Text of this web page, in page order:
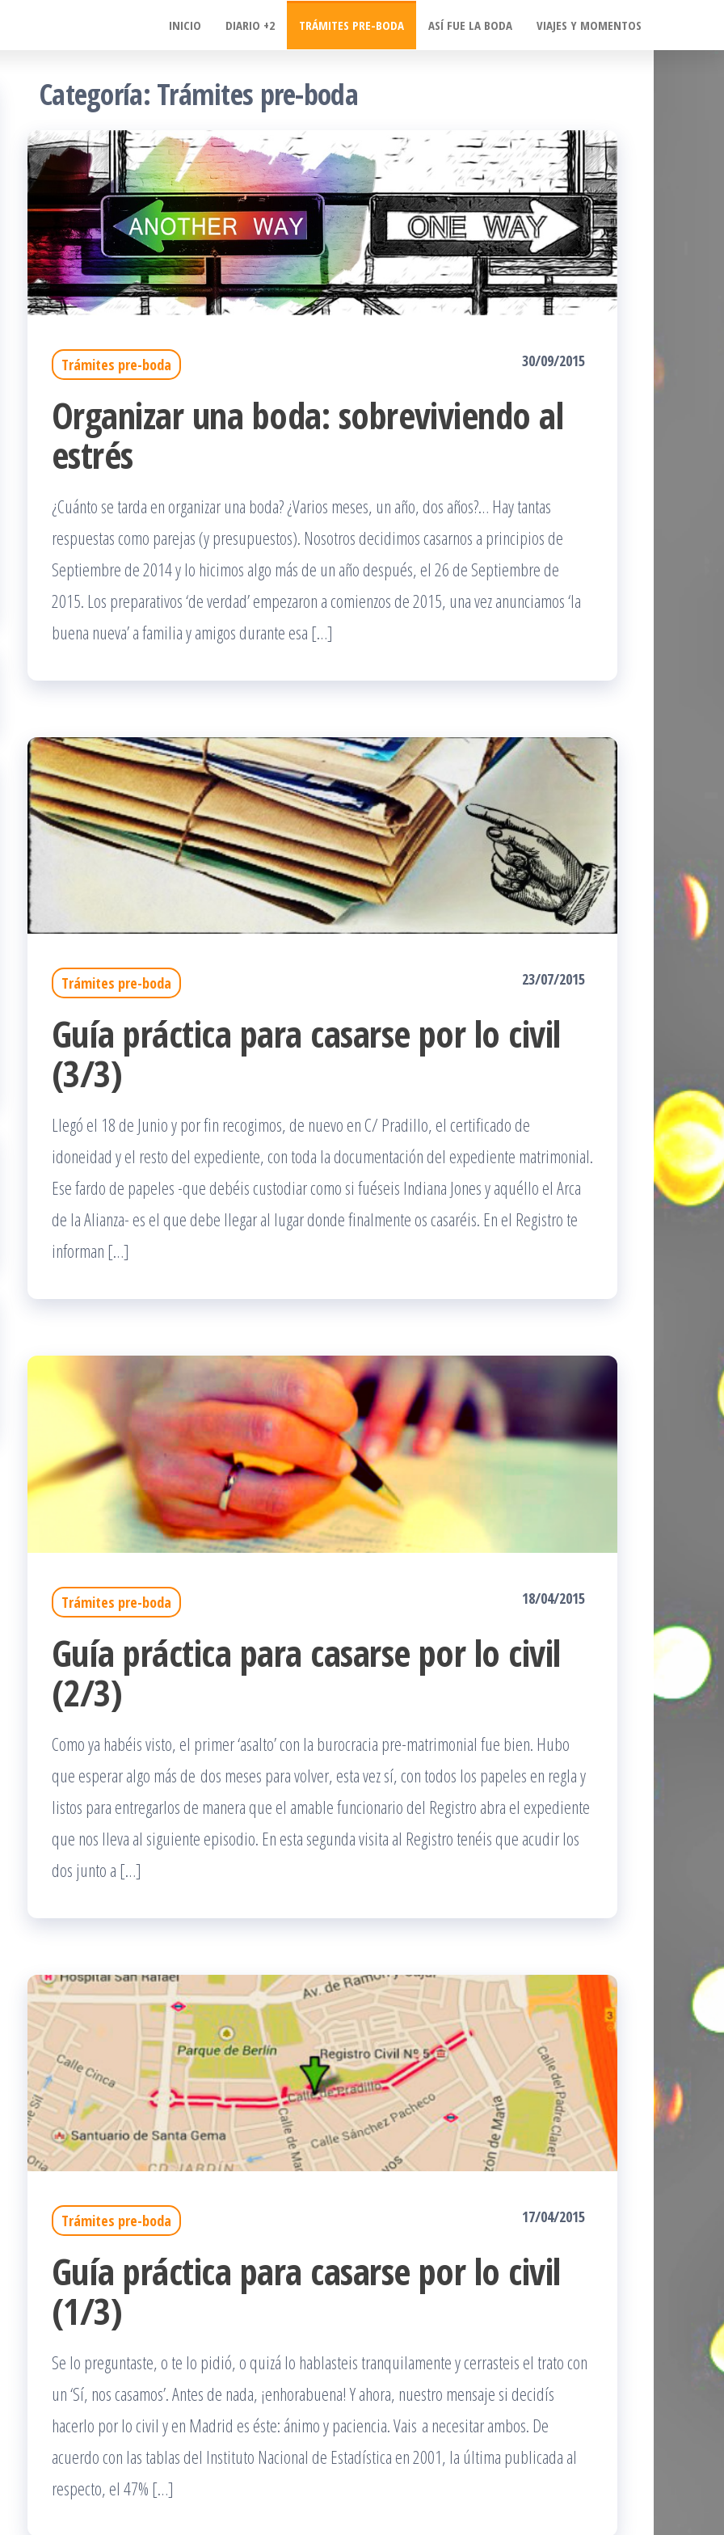
INICIO DIARIO +2 TRÁMITES PRE-BODA ASÍ FUE LA BODA VIAJES Y MOMENTOS
Categoría: Trámites pre-boda
Trámites pre-boda 30/09/2015
Organizar una boda: sobreviviendo al
estrés
¿Cuánto se tarda en organizar una boda? ¿Varios meses, un año, dos años?… Hay tantas
respuestas como parejas (y presupuestos). Nosotros decidimos casarnos a principios de
Septiembre de 2014 y lo hicimos algo más de un año después, el 26 de Septiembre de
2015. Los preparativos ‘de verdad’ empezaron a comienzos de 2015, una vez anunciamos ‘la
buena nueva’ a familia y amigos durante esa […]
Trámites pre-boda 23/07/2015
Guía práctica para casarse por lo civil
(3/3)
Llegó el 18 de Junio y por fin recogimos, de nuevo en C/ Pradillo, el certificado de
idoneidad y el resto del expediente, con toda la documentación del expediente matrimonial.
Ese fardo de papeles -que debéis custodiar como si fuéseis Indiana Jones y aquéllo el Arca
de la Alianza- es el que debe llegar al lugar donde finalmente os casaréis. En el Registro te
informan […]
Trámites pre-boda 18/04/2015
Guía práctica para casarse por lo civil
(2/3)
Como ya habéis visto, el primer ‘asalto’ con la burocracia pre-matrimonial fue bien. Hubo
que esperar algo más de dos meses para volver, esta vez sí, con todos los papeles en regla y
listos para entregarlos de manera que el amable funcionario del Registro abra el expediente
que nos lleva al siguiente episodio. En esta segunda visita al Registro tenéis que acudir los
dos junto a […]
Trámites pre-boda 17/04/2015
Guía práctica para casarse por lo civil
(1/3)
Se lo preguntaste, o te lo pidió, o quizá lo hablasteis tranquilamente y cerrasteis el trato con
un ‘Sí, nos casamos’. Antes de nada, ¡enhorabuena! Y ahora, nuestro mensaje si decidís
hacerlo por lo civil y en Madrid es éste: ánimo y paciencia. Vais a necesitar ambos. De
acuerdo con las tablas del Instituto Nacional de Estadística en 2001, la última publicada al
respecto, el 47% […]